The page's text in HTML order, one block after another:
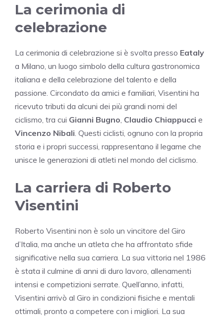
La cerimonia di
celebrazione
La cerimonia di celebrazione si è svolta presso Eataly
a Milano, un luogo simbolo della cultura gastronomica
italiana e della celebrazione del talento e della
passione. Circondato da amici e familiari, Visentini ha
ricevuto tributi da alcuni dei più grandi nomi del
ciclismo, tra cui Gianni Bugno Claudio Chiappucci e
Vincenzo Nibali . Questi ciclisti, ognuno con la propria
storia e i propri successi, rappresentano il legame che
unisce le generazioni di atleti nel mondo del ciclismo.
La carriera di Roberto
Visentini
Roberto Visentini non è solo un vincitore del Giro
d’Italia, ma anche un atleta che ha affrontato sfide
significative nella sua carriera. La sua vittoria nel 1986
è stata il culmine di anni di duro lavoro, allenamenti
intensi e competizioni serrate. Quell’anno, infatti,
Visentini arrivò al Giro in condizioni fisiche e mentali
ottimali, pronto a competere con i migliori. La sua